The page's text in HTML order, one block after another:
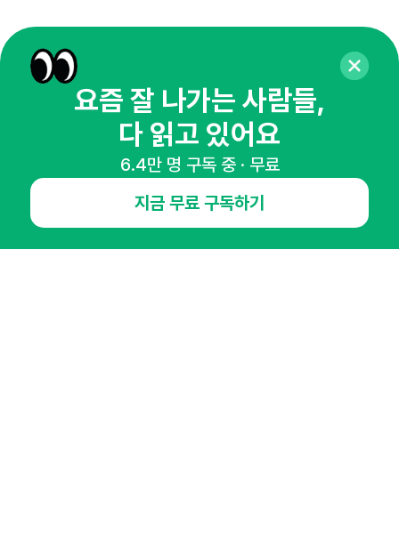
매주 화요일 아침,
마케팅 감각을 깨워 드릴게요!
요즘 잘 나가는 사람들,
다 읽고 있어요
6.4만 명 구독 중 · 무료
지금 무료 구독하기